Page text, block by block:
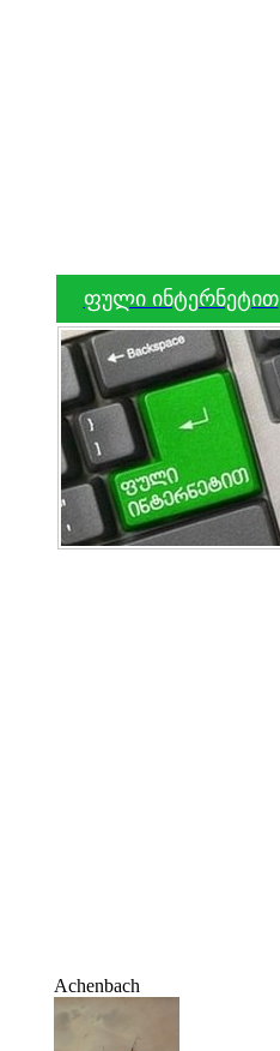
ფული ინტერნეტით
Achenbach